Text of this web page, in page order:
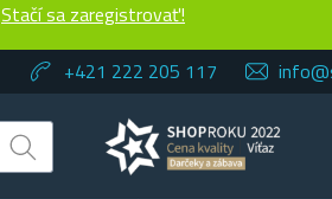
Stačí sa zaregistrovať!
+421 222 205 117